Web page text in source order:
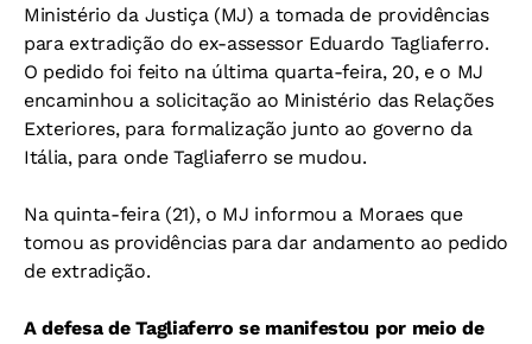
Ministério da Justiça (MJ) a tomada de providências
para extradição do ex-assessor Eduardo Tagliaferro.
O pedido foi feito na última quarta-feira, 20, e o MJ
encaminhou a solicitação ao Ministério das Relações
Exteriores, para formalização junto ao governo da
Itália, para onde Tagliaferro se mudou.
Na quinta-feira (21), o MJ informou a Moraes que
tomou as providências para dar andamento ao pedido
de extradição.
A defesa de Tagliaferro se manifestou por meio de